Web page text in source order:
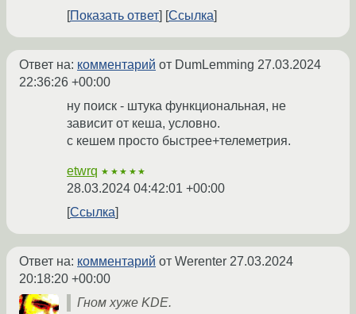
Показать ответ
Ссылка
Ответ на: комментарий от DumLemming 27.03.2024
22:36:26 +00:00
ну поиск - штука функциональная, не
зависит от кеша, условно.
с кешем просто быстрее+телеметрия.
etwrq ★★★★★
28.03.2024 04:42:01 +00:00
Ссылка
Ответ на: комментарий от Werenter 27.03.2024
20:18:20 +00:00
Гном хуже KDE.